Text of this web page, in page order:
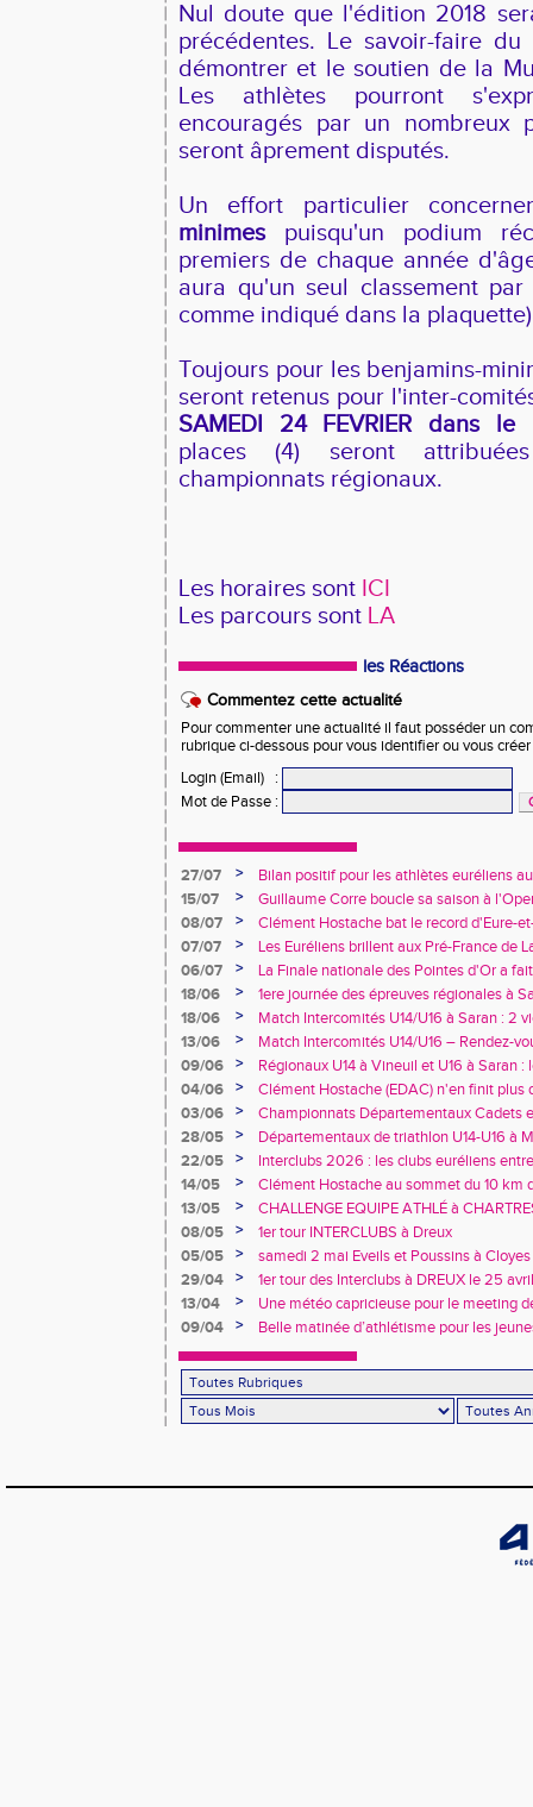
Nul doute que l'édition 2018
précédentes. Le savoir-faire
démontrer et le soutien de la
Les athlètes pourront
encouragés par un nombreux
seront âprement disputés.
Un effort particulier
minimespuisqu'un podium
premiers de chaque année
aura qu'un seul classement
comme indiqué dans la
Toujours pour les benjamins-
seront retenus pour l'inter-
SAMEDI 24 FEVRIER dans le
places (4) seront
championnats régionaux.
Les horaires sont ICI
Les parcours sont LA
les Réactions
Commentez cette actualité
Pour commenter une actualité il faut posséder un
rubrique ci-dessous pour vous identifier ou vous
Login (Email)
:
Mot de Passe :
27/07 >
Bilan positif pour les athlètes euréliens
France de Charléty et d'Albi
15/07 >
Guillaume Corre boucle sa saison à
08/07
>
Clément Hostache bat le record d'Eure-
07/07
>
Les Euréliens brillent aux Pré-France de
06/07
>
La Finale nationale des Pointes d'Or a
de Dreux
18/06 >
1ere journée des épreuves régionales à
18/06
>
Match Intercomités U14/U16 à Saran : 2
féminines
13/06 >
Match Intercomités U14/U16 – Rendez-
09/06
>
Régionaux U14 à Vineuil et U16 à Saran :
rendez-vous !
04/06 >
Clément Hostache (EDAC) n'en finit plus
03/06
>
Championnats Départementaux Cadets
performances à Chartres
28/05 >
Départementaux de triathlon U14-U16 à
au rendez-vous… tout comme les records
22/05 >
Interclubs 2026 : les clubs euréliens
relégation
14/05 >
Clément Hostache au sommet du 10 km
junior
13/05 >
CHALLENGE EQUIPE ATHLÉ à
08/05
>
1er tour INTERCLUBS à Dreux
05/05
>
samedi 2 mai Eveils et Poussins à Cloyes
29/04
>
1er tour des Interclubs à DREUX le 25
13/04
>
Une météo capricieuse pour le meeting
Rotrou
09/04 > Belle matinée d’athlétisme pour les